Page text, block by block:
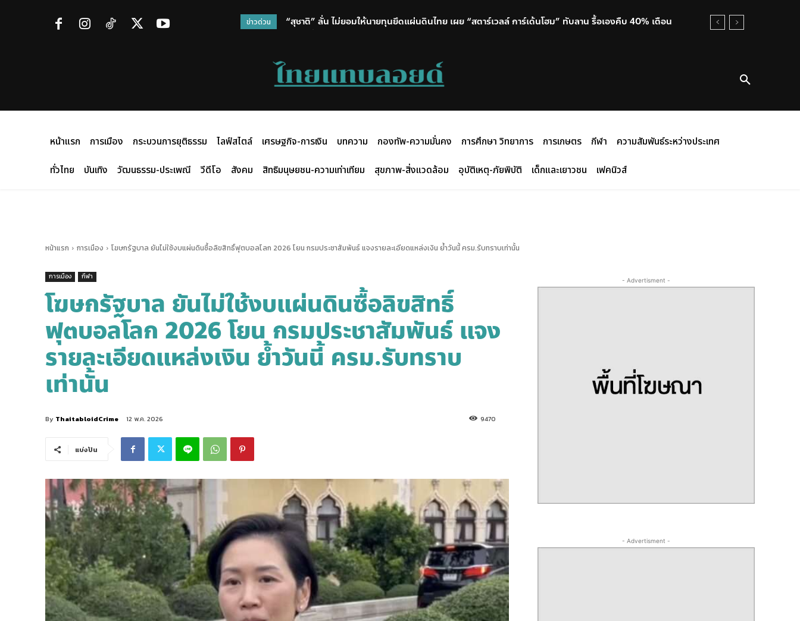
ข่าวด่วน
“สุชาติ” ลั่น ไม่ยอมให้นายทุนยึดแผ่นดินไทย เผย “สตาร์เวลล์ การ์เด้นโฮม” ทับลาน รื้อเองคืบ 40% เตือน
หน้าแรก การเมือง กระบวนการยุติธรรม ไลฟ์สไตล์ เศรษฐกิจ-การเงิน บทความ กองทัพ-ความมั่นคง การศึกษา วิทยาการ การเกษตร กีฬา
ความสัมพันธ์ระหว่างประเทศ
ทั่วไทย
บันเทิง วัฒนธรรม-ประเพณี วีดีโอ สังคม สิทธิมนุษยชน-ความเท่าเทียม สุขภาพ-สิ่งแวดล้อม อุบัติเหตุ-ภัยพิบัติ เด็กและเยาวชน เฟคนิวส์
หน้าแรก การเมือง โฆษกรัฐบาล ยันไม่ใช้งบแผ่นดินซื้อลิขสิทธิ์ฟุตบอลโลก 2026 โยน กรมประชาสัมพันธ์ แจงรายละเอียดแหล่งเงิน ย้ำวันนี้ ครม.รับทราบเท่านั้น
การเมือง กีฬา
โฆษกรัฐบาล ยันไม่ใช้งบแผ่นดินซื้อลิขสิทธิ์
ฟุตบอลโลก 2026 โยน กรมประชาสัมพันธ์ แจง
รายละเอียดแหล่งเงิน ย้ำวันนี้ ครม.รับทราบ
เท่านั้น
By ThaitabloidCrime 12 พ.ค. 2026 9470
แบ่งปัน
- Advertisment -
- Advertisment -